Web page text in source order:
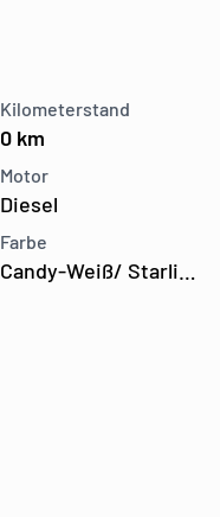
Kilometerstand
0 km
Motor
Diesel
Farbe
Candy-Weiß/ Starlight Blue Metallic/ Dach Deep Black Perleffekt